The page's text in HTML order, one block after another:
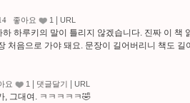
좋아요 1 URL
하루키의 말이 틀리지 않겠습니다. 진짜 이 책
처음으로 가야 돼요. 문장이 길어버리니 책도 길
요 1 댓글달기 URL
, 그대여. ㅋㅋㅋㅋㅋ🤣